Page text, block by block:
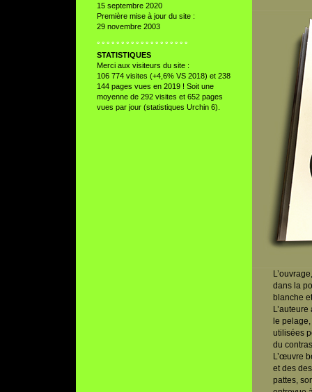
15 septembre 2020
Première mise à jour du site :
29 novembre 2003
° ° ° ° ° ° ° ° ° ° ° ° ° ° ° ° ° ° °
STATISTIQUES
Merci aux visiteurs du site :
106 774 visites (+4,6% VS 2018) et 238
144 pages vues en 2019 ! Soit une
moyenne de 292 visites et 652 pages
vues par jour (statistiques Urchin 6).
dans la
blanche
le
utilisées
du
L’œuvre
et des
pattes,